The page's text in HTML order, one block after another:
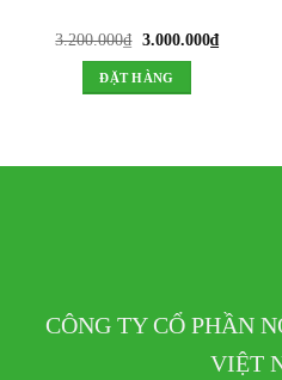
3.200.000₫ Giá
là:
3.200.000₫.
3.000.000₫Giá
ĐẶT HÀNG
CÔNG TY CỔ PHẦN
VIỆT